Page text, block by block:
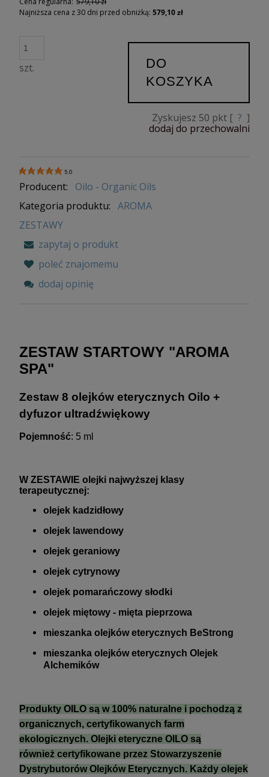
Najniższa cena z 30 dni przed obniżką: 579,10 zł
szt.
DO
KOSZYKA
Zyskujesz 50 pkt [ ? ]
dodaj do przechowalni
5.0
Producent:
Oilo - Organic Oils
Kategoria produktu: AROMA
ZESTAWY
zapytaj o produkt
poleć znajomemu
dodaj opinię
ZESTAW STARTOWY "AROMA
SPA"
Zestaw 8 olejków eterycznych Oilo +
dyfuzor ultradźwiękowy
Pojemność: 5 ml
W ZESTAWIE olejki najwyższej klasy
terapeutycznej:
olejek kadzidłowy
olejek lawendowy
olejek geraniowy
olejek cytrynowy
olejek pomarańczowy słodki
olejek miętowy - mięta pieprzowa
mieszanka olejków eterycznych BeStrong
mieszanka olejków eterycznych Olejek
Alchemików
Produkty OILO są w 100% naturalne i pochodzą z
organicznych, certyfikowanych farm
ekologicznych. Olejki eteryczne OILO są
również certyfikowane przez Stowarzyszenie
Dystrybutorów Olejków Eterycznych. Każdy olejek